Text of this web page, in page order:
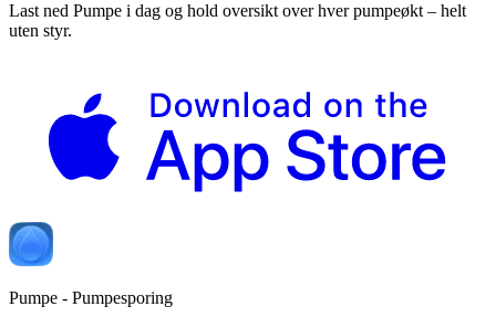
Last ned Pumpe i dag og hold oversikt over hver pumpeøkt – helt
uten styr.
Pumpe - Pumpesporing